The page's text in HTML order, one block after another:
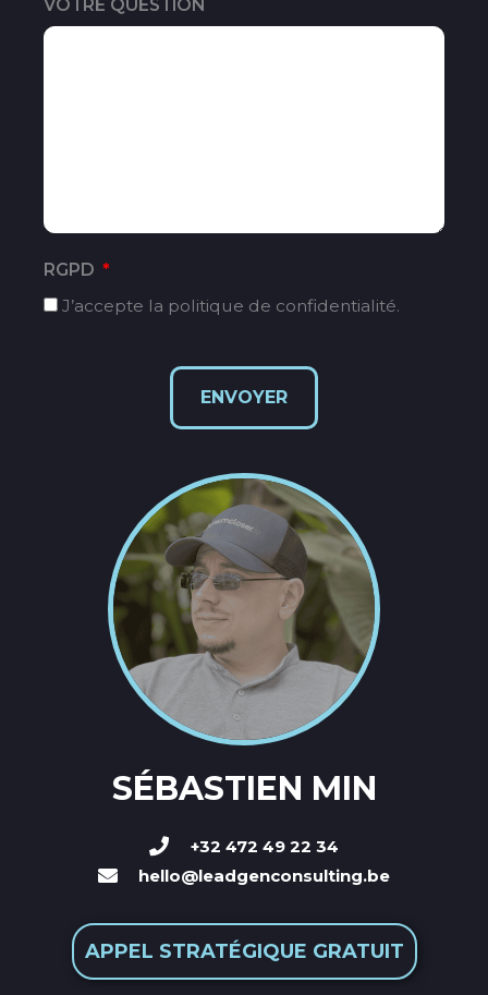
VOTRE QUESTION
RGPD
J’accepte la politique de confidentialité.
ENVOYER
SÉBASTIEN MIN
+32 472 49 22 34
hello@leadgenconsulting.be
APPEL STRATÉGIQUE GRATUIT